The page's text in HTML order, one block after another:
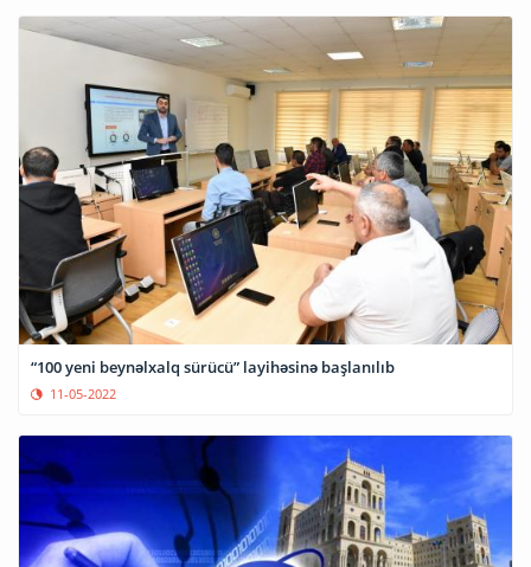
“100 yeni beynəlxalq sürücü” layihəsinə başlanılıb
11-05-2022